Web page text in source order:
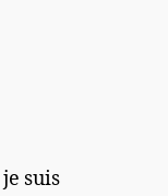
suis